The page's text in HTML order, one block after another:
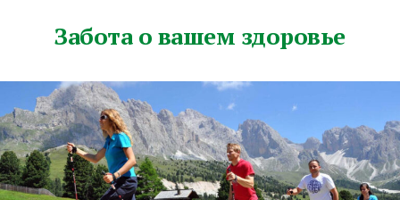
Забота о вашем здоровье